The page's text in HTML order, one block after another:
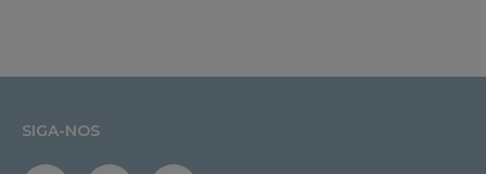
SIGA-NOS